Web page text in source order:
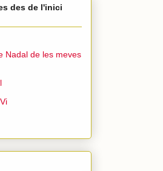
des de l'inici
Nadal de les meves